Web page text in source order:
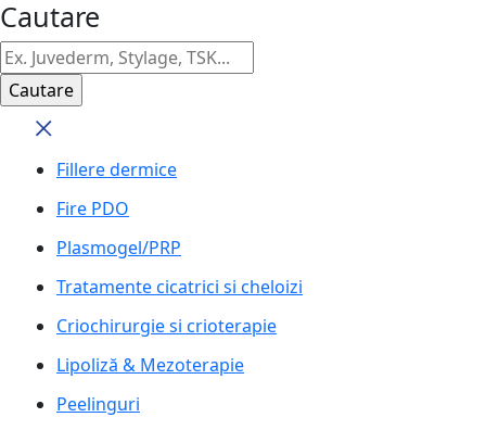
Cautare
Fillere dermice
Fire PDO
Plasmogel/PRP
Tratamente cicatrici si cheloizi
Criochirurgie si crioterapie
Lipoliză & Mezoterapie
Peelinguri